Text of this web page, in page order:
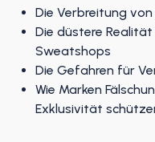
Die Verbreitung
Die düstere
Sweatshops
Die Gefahren für
Wie Marken
Exklusivität